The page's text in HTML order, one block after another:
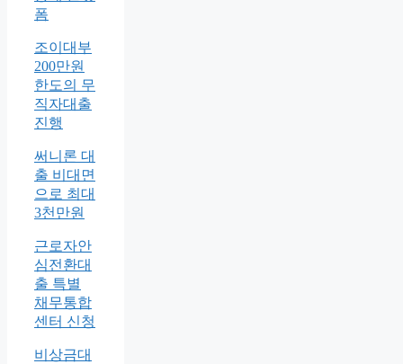
폼
조이대부
200만원
한도의 무
직자대출
진행
써니론 대
출 비대면
으로 최대
3천만원
근로자안
심전환대
출 특별
채무통합
센터 신청
비상금대